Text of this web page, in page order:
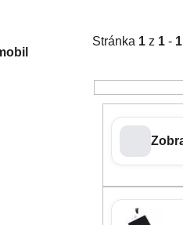
Stránka 1 z 1 - 1